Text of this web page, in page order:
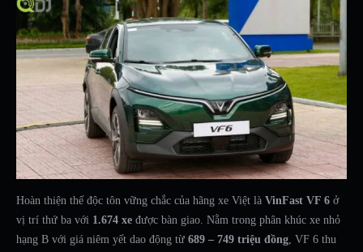
Hoàn thiện thế độc tôn vững chắc của hãng xe Việt là VinFast VF 6 ở
vị trí thứ ba với 1.674 xe được bàn giao. Nằm trong phân khúc xe nhỏ
hạng B với giá niêm yết dao động từ 689 – 749 triệu đồng, VF 6 thu